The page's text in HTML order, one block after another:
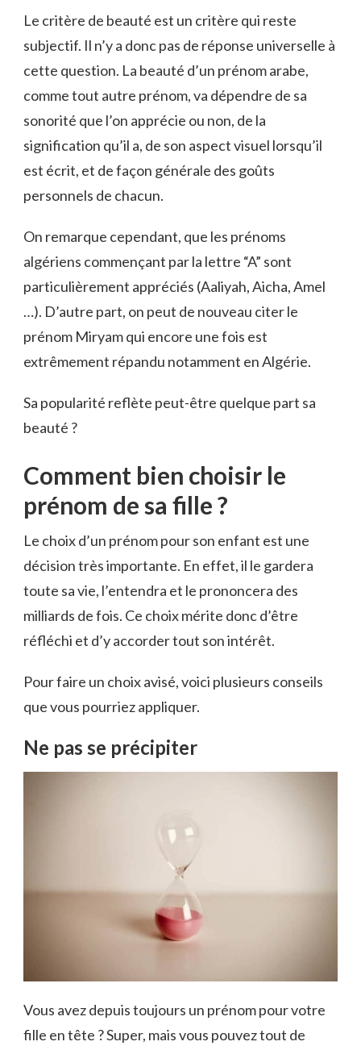
Le critère de beauté est un critère qui reste
subjectif. Il n’y a donc pas de réponse universelle à
cette question. La beauté d’un prénom arabe,
comme tout autre prénom, va dépendre de sa
sonorité que l’on apprécie ou non, de la
signification qu’il a, de son aspect visuel lorsqu’il
est écrit, et de façon générale des goûts
personnels de chacun.
On remarque cependant, que les prénoms
algériens commençant par la lettre “A” sont
particulièrement appréciés (Aaliyah, Aicha, Amel
…). D’autre part, on peut de nouveau citer le
prénom Miryam qui encore une fois est
extrêmement répandu notamment en Algérie.
Sa popularité reflète peut-être quelque part sa
beauté ?
Comment bien choisir le
prénom de sa fille ?
Le choix d’un prénom pour son enfant est une
décision très importante. En effet, il le gardera
toute sa vie, l’entendra et le prononcera des
milliards de fois. Ce choix mérite donc d’être
réfléchi et d’y accorder tout son intérêt.
Pour faire un choix avisé, voici plusieurs conseils
que vous pourriez appliquer.
Ne pas se précipiter
Vous avez depuis toujours un prénom pour votre
fille en tête ? Super, mais vous pouvez tout de